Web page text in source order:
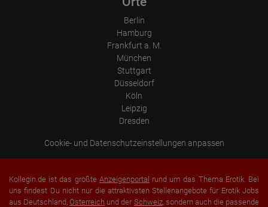
Berlin
Hamburg
Frankfurt a. M.
München
Stuttgart
Düsseldorf
Köln
Leipzig
Dresden
Cookie- und Datenschutzeinstellungen anpassen
Kollegin.de ist das größte Anzeigenportal rund um das Thema Erotik. Bei
uns findest Du nicht nur die attraktivsten Stellenangebote für Erotik Jobs
aus Deutschland,Österreich und der Schweiz, sondern auch die passende